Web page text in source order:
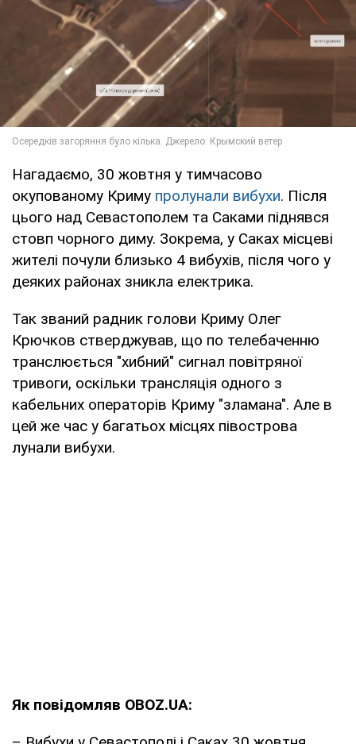
Нагадаємо, 30 жовтня у тимчасово
окупованому Криму пролунали вибухи. Після
цього над Севастополем та Саками піднявся
стовп чорного диму. Зокрема, у Саках місцеві
жителі почули близько 4 вибухів, після чого у
деяких районах зникла електрика.
Так званий радник голови Криму Олег
Крючков стверджував, що по телебаченню
транслюється "хибний" сигнал повітряної
тривоги, оскільки трансляція одного з
кабельних операторів Криму "зламана". Але в
цей же час у багатьох місцях півострова
лунали вибухи.
Як повідомляв OBOZ.UA: